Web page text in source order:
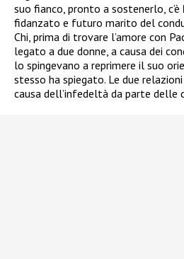
suo fianco, pronto a sostenerlo, c’è
fidanzato e futuro marito del
Chi, prima di trovare l’amore con
legato a due donne, a causa dei
lo spingevano a reprimere il suo
stesso ha spiegato. Le due
causa dell’infedeltà da parte delle